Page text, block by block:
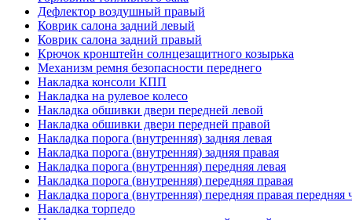
Дефлектор воздушный правый
Коврик салона задний левый
Коврик салона задний правый
Крючок кронштейн солнцезащитного козырька
Механизм ремня безопасности переднего
Накладка консоли КПП
Накладка на рулевое колесо
Накладка обшивки двери передней левой
Накладка обшивки двери передней правой
Накладка порога (внутренняя) задняя левая
Накладка порога (внутренняя) задняя правая
Накладка порога (внутренняя) передняя левая
Накладка порога (внутренняя) передняя правая
Накладка порога (внутренняя) передняя правая передняя
Накладка торпедо